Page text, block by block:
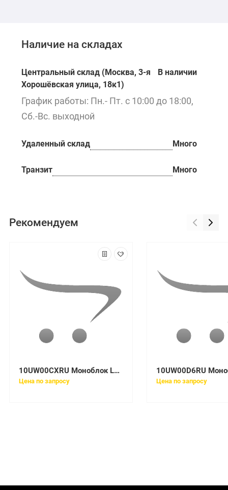
Наличие на складах
Центральный склад (Москва, 3-я
Хорошёвская улица, 18к1)
В наличии
График работы: Пн.- Пт. с 10:00 до 18:00,
Сб.-Вс. выходной
Удаленный склад Много
Транзит Много
Рекомендуем
10UW00CXRU Моноблок Lenovo V530-24ICB All-In-One 23,8in PEN G5420T
Цена по запросу Цена по запросу